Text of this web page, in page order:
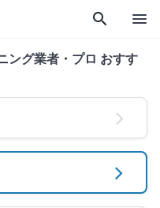
search menu
ング業者・プロ おすす